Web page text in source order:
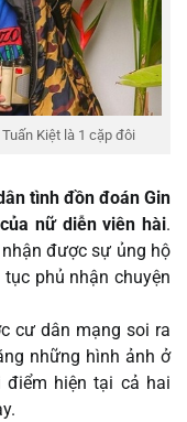
Kiệt là 1 cặp đôi
tình đồn đoán Gin
nữ diễn viên hài.
được sự ủng hộ
phủ nhận chuyện
cư dân mạng soi ra
những hình ảnh ở
điểm hiện tại cả hai